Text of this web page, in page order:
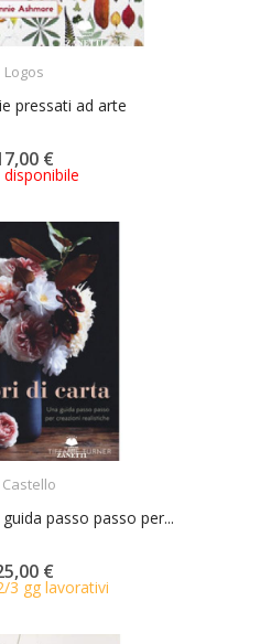
Logos
pressati ad arte
€
Castello
passo passo per...
€
3 gg lavorativi